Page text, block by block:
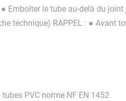
le tube au-delà du
technique) RAPPEL : ● Avant
PVC norme NF EN 1452